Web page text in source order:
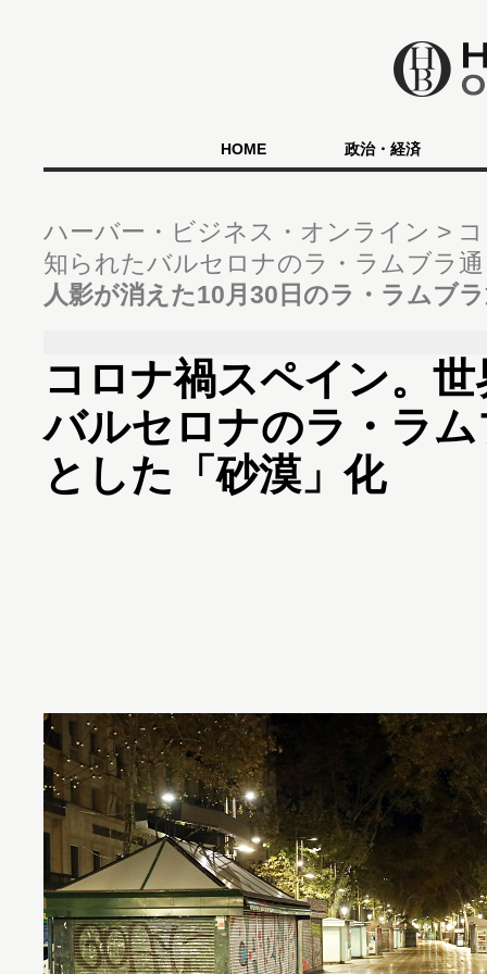
HOME 政治・経済
ハーバー・ビジネス・オンライン
知られたバルセロナのラ・ラムブラ
人影が消えた10月30日のラ・ラムブ
コロナ禍スペイン。
バルセロナのラ・ラ
とした「砂漠」化